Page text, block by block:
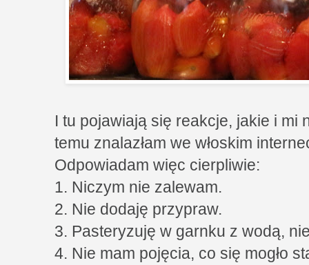
I tu pojawiają się reakcje, jakie i mi
temu znalazłam we włoskim
Odpowiadam więc cierpliwie:
1. Niczym nie zalewam.
2. Nie dodaję przypraw.
3. Pasteryzuję w garnku z wodą,
4. Nie mam pojęcia, co się mogło